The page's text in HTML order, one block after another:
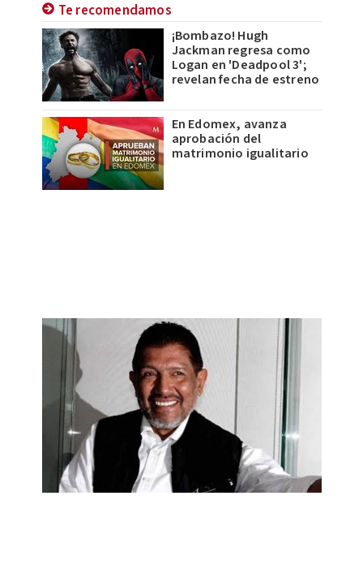
Te recomendamos
¡Bombazo! Hugh
Jackman regresa como
Logan en 'Deadpool 3';
revelan fecha de estreno
En Edomex, avanza
aprobación del
matrimonio igualitario